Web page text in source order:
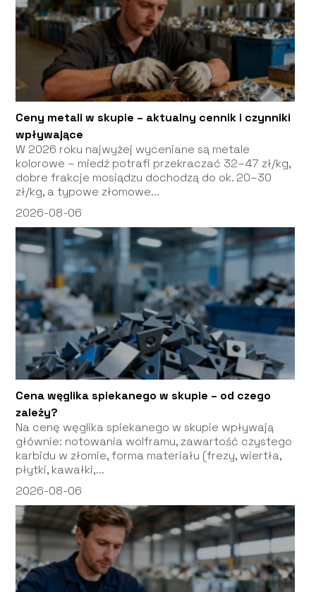
Ceny metali w skupie – aktualny cennik i czynniki
wpływające
W 2026 roku najwyżej wyceniane są metale
kolorowe – miedź potrafi przekraczać 32–47 zł/kg,
dobre frakcje mosiądzu dochodzą do ok. 20–30
zł/kg, a typowe złomowe...
2026-08-06
Cena węglika spiekanego w skupie – od czego
zależy?
Na cenę węglika spiekanego w skupie wpływają
głównie: notowania wolframu, zawartość czystego
karbidu w złomie, forma materiału (frezy, wiertła,
płytki, kawałki,...
2026-08-06